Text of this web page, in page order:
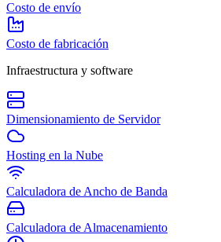
Costo de envío
Costo de fabricación
Infraestructura y software
Dimensionamiento de Servidor
Hosting en la Nube
Calculadora de Ancho de Banda
Calculadora de Almacenamiento